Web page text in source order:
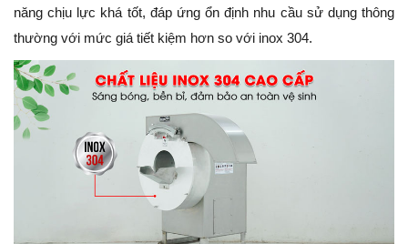
năng chịu lực khá tốt, đáp ứng ổn định nhu cầu sử dụng thông
thường với mức giá tiết kiệm hơn so với inox 304.